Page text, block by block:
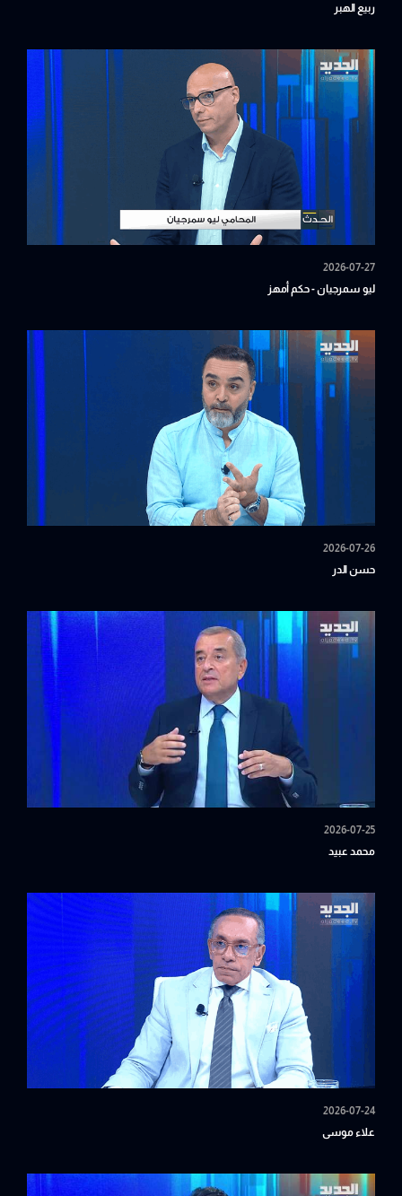
ربيع الهبر
2026-07-27
ليو سمرجيان - حكم أمهز
2026-07-26
حسن الدر
2026-07-25
محمد عبيد
2026-07-24
علاء موسى